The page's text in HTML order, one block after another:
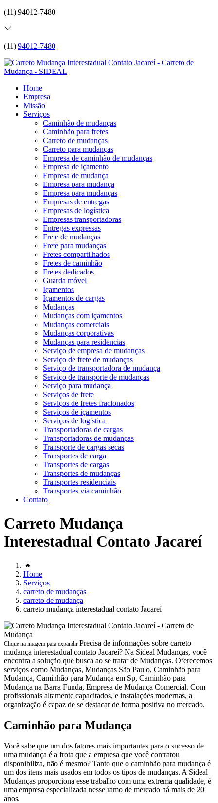
(11) 94012-7480
(11) 94012-7480
Home
Empresa
Missão
Serviços
Caminhão de mudanças
Caminhão para fretes
Carreto de mudanças
Carreto para mudanças
Empresa de caminhão de mudanças
Empresa de içamento
Empresa de mudança
Empresa para mudança
Empresa para mudanças
Empresas de entregas
Empresas de logística
Empresas transportadoras
Entregas expressas
Frete de mudanças
Frete para mudanças
Fretes compartilhados
Fretes de caminhão
Fretes dedicados
Guarda móvel
Içamentos
Içamentos de cargas
Mudanças
Mudanças com içamentos
Mudanças comerciais
Mudanças corporativas
Mudanças para residencias
Serviço de empresa de mudanças
Serviço de frete de mudanças
Serviço de transportadora de mudança
Serviço de transporte de mudanças
Serviço para mudança
Serviços de frete
Serviços de fretes fracionados
Serviços de içamentos
Serviços de logística
Transportadoras de cargas
Transportadoras de mudanças
Transporte de cargas secas
Transportes de carga
Transportes de cargas
Transportes de mudanças
Transportes residenciais
Transportes via caminhão
Contato
Carreto Mudança
Interestadual Contato Jacareí
Home
Serviços
carreto de mudanças
carreto de mudança
carreto mudança interestadual contato Jacareí
Clique na imagem para expandir Precisa de informações sobre carreto
mudança interestadual contato Jacareí? Na Sideal Mudanças, você
encontra a solução que busca ao se tratar de Mudanças. Oferecemos
serviços como Mudanças, Mudanças São Paulo, Caminhão para
Mudança, Caminhão para Mudança em Sp, Caminhão para
Mudança na Barra Funda, Empresa de Mudança Comercial. Com
profissionais altamente capacitados, e instalações modernas, a
organização é capaz de se destacar de forma positiva no mercado.
Caminhão para Mudança
Você sabe que um dos fatores mais importantes para o sucesso de
uma mudança é a frota que a empresa que você contratou
disponibiliza, não é mesmo? Tanto que o caminhão para mudança é
um dos itens mais usados em todos os tipos de mudanças. A Sideal
Mudanças proporciona esse trabalho com uma extrema qualidade, é
uma empresa especializada nesse ramo de mercado há mais de 20
anos.